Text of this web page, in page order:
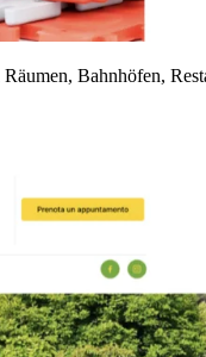
Bahnhöfen,